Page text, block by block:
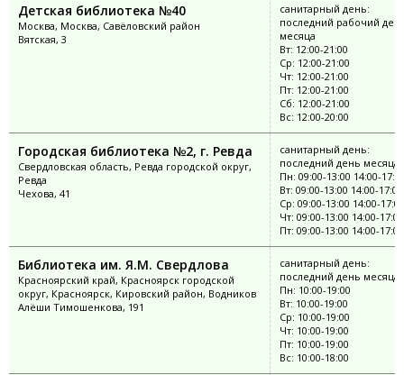
Детская библиотека №40
Москва, Москва, Савёловский район
Вятская, 3
санитарный день:
последний рабочий
месяца
Вт: 12:00-21:00
Ср: 12:00-21:00
Чт: 12:00-21:00
Пт: 12:00-21:00
Сб: 12:00-21:00
Вс: 12:00-20:00
Городская библиотека №2, г. Ревда
Свердловская область, Ревда городской округ,
Ревда
Чехова, 41
санитарный день:
последний день месяца
Пн: 09:00-13:00 14:00-
Вт: 09:00-13:00 14:00-17:00
Ср: 09:00-13:00 14:00-17:00
Чт: 09:00-13:00 14:00-17:00
Пт: 09:00-13:00 14:00-17:00
Библиотека им. Я.М. Свердлова
Красноярский край, Красноярск городской
округ, Красноярск, Кировский район, Водников
Алёши Тимошенкова, 191
санитарный день:
последний день месяца
Пн: 10:00-19:00
Вт: 10:00-19:00
Ср: 10:00-19:00
Чт: 10:00-19:00
Пт: 10:00-19:00
Вс: 10:00-18:00